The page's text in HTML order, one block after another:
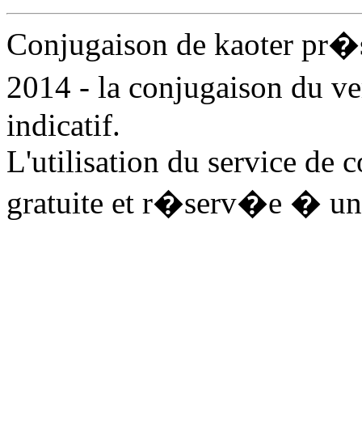
Conjugaison de kaoter
2014 - la conjugaison du
indicatif.
L'utilisation du service de
gratuite et r�serv�e � un